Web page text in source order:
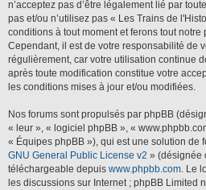
n’acceptez pas d’être légalement lié par
pas et/ou n’utilisez pas « Les Trains de
conditions à tout moment et ferons tout
Cependant, il est de votre responsabilité de
régulièrement, car votre utilisation continue
après toute modification constitue votre
les conditions mises à jour et/ou modifiées.
Nos forums sont propulsés par phpBB
« leur », « logiciel phpBB », «
« Équipes phpBB »), qui est une solution de
GNU General Public License v2 » (désignée
téléchargeable depuis www.phpbb.com. Le
les discussions sur Internet ; phpBB Limited